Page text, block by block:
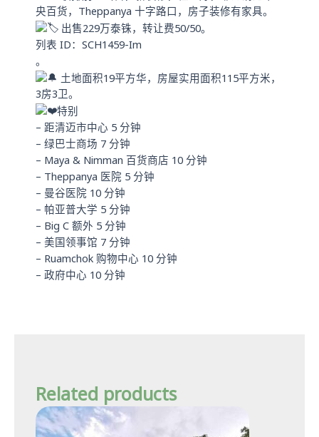
p
央百货，Theppanya 十字路口，房子装修有家具。
出售229万泰铢，转让费50/50。
列表 ID：SCH1459-Im
。
土地面积19平方华，房屋实用面积115平方米，
3房3卫。
特别
– 距清迈市中心 5 分钟
– 绿巴士商场 7 分钟
– Maya & Nimman 百货商店 10 分钟
– Theppanya 医院 5 分钟
– 曼谷医院 10 分钟
– 帕亚普大学 5 分钟
– Big C 额外 5 分钟
– 美国领事馆 7 分钟
– Ruamchok 购物中心 10 分钟
– 政府中心 10 分钟
Related products